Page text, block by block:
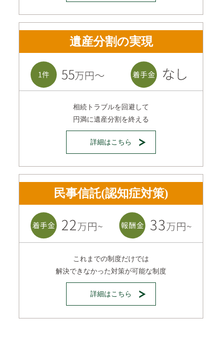
遺産分割の実現
相続トラブルを回避して
円満に遺産分割を終える
詳細はこちら
民事信託(認知症対策)
これまでの制度だけでは
解決できなかった対策が可能な制度
詳細はこちら